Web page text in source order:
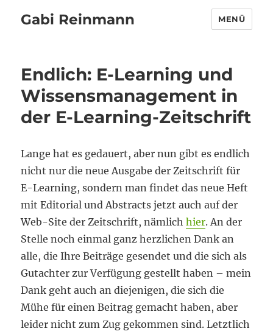
Gabi Reinmann MENÜ
Endlich: E-Learning und
Wissensmanagement in
der E-Learning-Zeitschrift
Lange hat es gedauert, aber nun gibt es endlich
nicht nur die neue Ausgabe der Zeitschrift für
E-Learning, sondern man findet das neue Heft
mit Editorial und Abstracts jetzt auch auf der
Web-Site der Zeitschrift, nämlichhier. An der
Stelle noch einmal ganz herzlichen Dank an
alle, die Ihre Beiträge gesendet und die sich als
Gutachter zur Verfügung gestellt haben – mein
Dank geht auch an diejenigen, die sich die
Mühe für einen Beitrag gemacht haben, aber
leider nicht zum Zug gekommen sind. Letztlich